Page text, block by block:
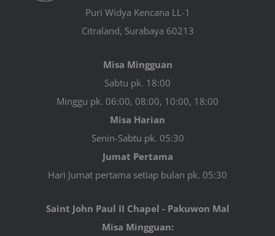
Puri Widya Kencana LL-1
Citraland, Surabaya 60213
Misa Mingguan
Sabtu pk. 18:00
Minggu pk. 06:00, 08:00, 10:00, 18:00
Misa Harian
Senin-Sabtu pk. 05:30
Jumat Pertama
Hari Jumat pertama setiap bulan pk. 05:30
Saint John Paul II Chapel - Pakuwon Mal
Misa Mingguan: